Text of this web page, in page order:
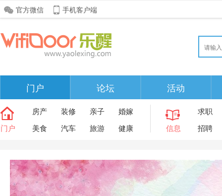
官方微信 手机客户端
门户 论坛 活动
门户
房产 装修 亲子
婚嫁
美食
汽车 旅游 健康 信息
求职
招聘